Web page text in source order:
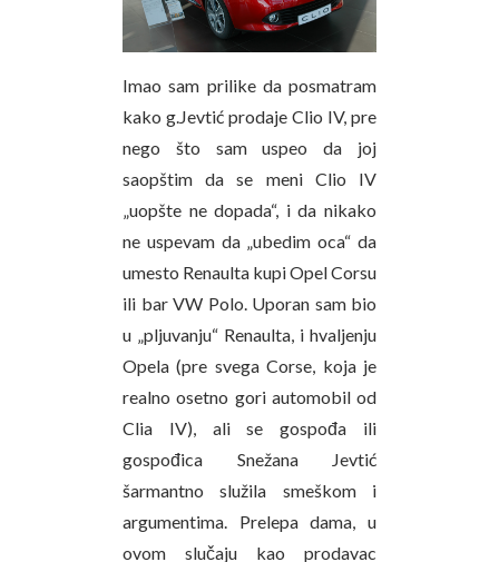
Imao sam prilike da posmatram
kako g.Jevtić prodaje Clio IV, pre
nego što sam uspeo da joj
saopštim da se meni Clio IV
„uopšte ne dopada“, i da nikako
ne uspevam da „ubedim oca“ da
umesto Renaulta kupi Opel Corsu
ili bar VW Polo. Uporan sam bio
u „pljuvanju“ Renaulta, i hvaljenju
Opela (pre svega Corse, koja je
realno osetno gori automobil od
Clia IV), ali se gospođa ili
gospođica Snežana Jevtić
šarmantno služila smeškom i
argumentima. Prelepa dama, u
ovom slučaju kao prodavac